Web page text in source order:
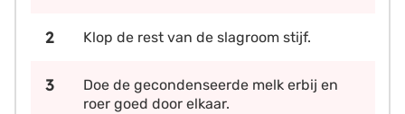
Klop de rest van de slagroom stijf.
Doe de gecondenseerde melk erbij en
roer goed door elkaar.